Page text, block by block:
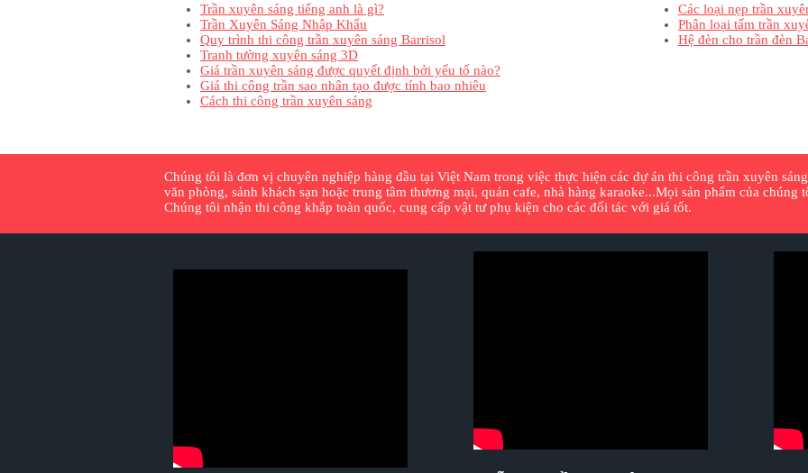
Trần xuyên sáng tiếng anh là gì?
Trần Xuyên Sáng Nhập Khẩu
Quy trình thi công trần xuyên sáng Barrisol
Tranh tường xuyên sáng 3D
Giá trần xuyên sáng được quyết định bởi yếu tố nào?
Giá thi công trần sao nhân tạo được tính bao nhiêu
Cách thi công trần xuyên sáng
Các loại nẹp trần
Phân loại tấm trần
Hệ đèn cho trần đèn
Chúng tôi là đơn vị chuyên nghiệp hàng đầu tại Việt Nam trong việc thực hiện các dự án thi công trần xuyên
văn phòng, sảnh khách sạn hoặc trung tâm thương mại, quán cafe, nhà hàng karaoke...Mọi sản phẩm của chúng
Chúng tôi nhận thi công khắp toàn quốc, cung cấp vật tư phụ kiện cho các đối tác với giá tốt.